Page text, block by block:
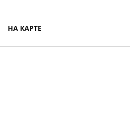
НА КАРТЕ